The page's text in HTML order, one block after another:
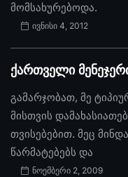
მომსახურებოდა.
ივნისი 4, 2012
ქართველი
გამარჯობათ, მე
მისთვის
თვისებებით. მეც
წარმატებებს და
ნოემბერი 2, 2009